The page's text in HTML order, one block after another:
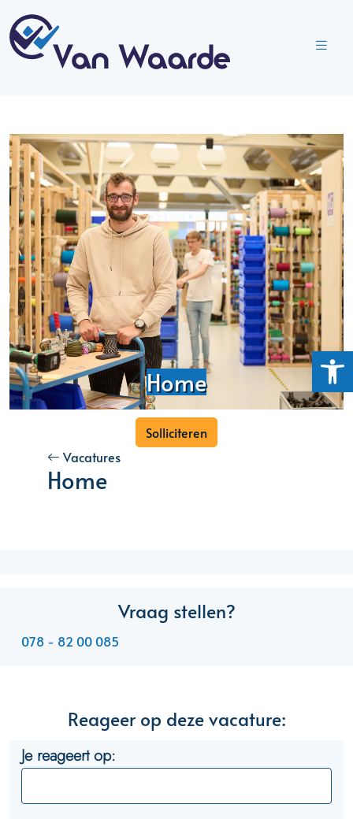
Home
Solliciteren
Vacatures
Home
Vraag stellen?
078 - 82 00 085
Reageer op deze vacature:
Je reageert op: